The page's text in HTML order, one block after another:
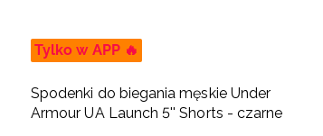
Tylko w APP 🔥
Spodenki do biegania męskie Under
Armour UA Launch 5'' Shorts - czarne